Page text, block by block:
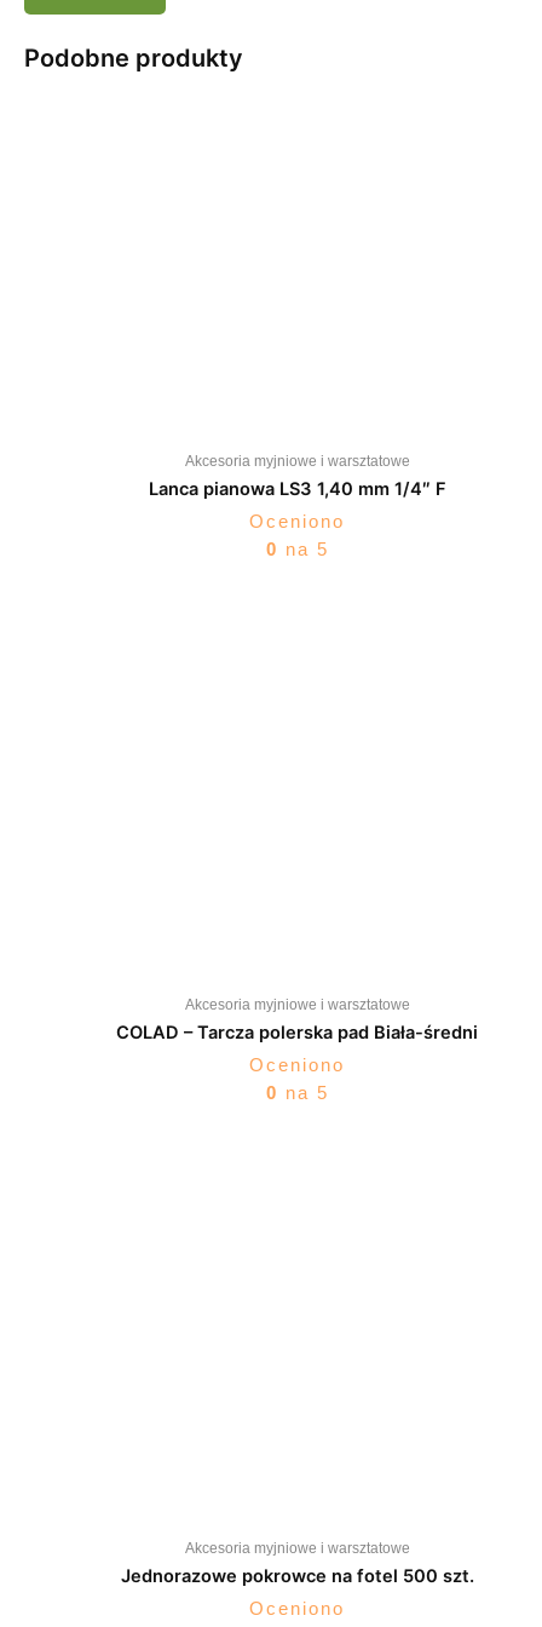
Podobne produkty
Akcesoria myjniowe i warsztatowe
Lanca pianowa LS3 1,40 mm 1/4″ F
Oceniono
0 na 5
Akcesoria myjniowe i warsztatowe
COLAD – Tarcza polerska pad Biała-średni
Oceniono
0 na 5
Akcesoria myjniowe i warsztatowe
Jednorazowe pokrowce na fotel 500 szt.
Oceniono